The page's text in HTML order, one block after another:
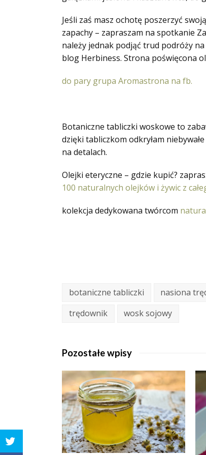
Jeśli zaś masz ochotę poszerzyć
zapachy – zapraszam na spotkanie
należy jednak podjąć trud podróży
blog Herbiness. Strona poświęcona
do pary grupa Aromastrona na fb.
Botaniczne tabliczki woskowe to
dzięki tabliczkom odkryłam
na detalach.
Olejki eteryczne – gdzie kupić?
100 naturalnych olejków i żywic z
kolekcja dedykowana twórcom
botaniczne tabliczki nasiona
trędownik
wosk sojowy
Pozostałe wpisy